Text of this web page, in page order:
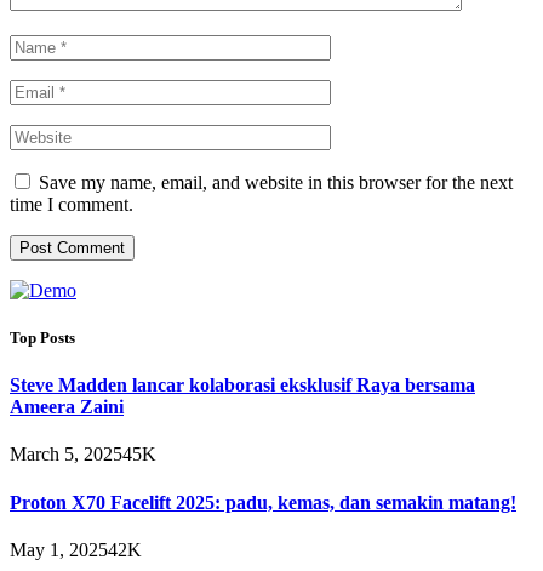
Save my name, email, and website in this browser for the next
time I comment.
Top Posts
Steve Madden lancar kolaborasi eksklusif Raya bersama
Ameera Zaini
March 5, 202545K
Proton X70 Facelift 2025: padu, kemas, dan semakin matang!
May 1, 202542K